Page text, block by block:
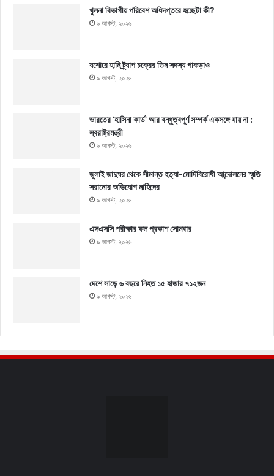
খুলনা বিভাগীয় পরিবেশ অধিদপ্তরে হচ্ছেটা কী?
৯ আগস্ট, ২০২৬
যশোরে হানি ট্র্যাপ চক্রের তিন সদস্য পাকড়াও
৯ আগস্ট, ২০২৬
ভারতের ‘হাসিনা কার্ড’ আর বন্ধুত্বপূর্ণ সম্পর্ক একসঙ্গে যায় না :
স্বরাষ্ট্রমন্ত্রী
৯ আগস্ট, ২০২৬
জুলাই জাদুঘর থেকে সীমান্ত হত্যা-মোদিবিরোধী আন্দোলনের স্মৃতি
সরানোর অভিযোগ নাহিদের
৯ আগস্ট, ২০২৬
এসএসসি পরীক্ষার ফল প্রকাশ সোমবার
৯ আগস্ট, ২০২৬
দেশে সাড়ে ৬ বছরে নিহত ১৫ হাজার ৭১২জন
৯ আগস্ট, ২০২৬